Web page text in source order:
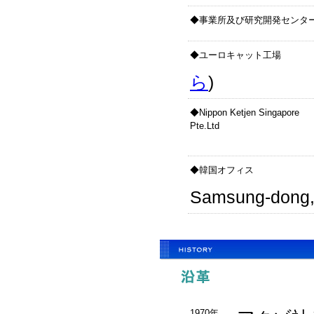
◆事業所及び研究開発センタ
◆ユーロキャット工場
ら)
◆Nippon Ketjen Singapore
Pte.Ltd
◆韓国オフィス
Samsung-